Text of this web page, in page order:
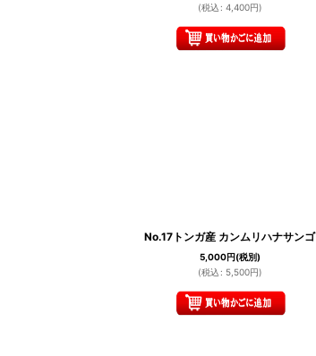
(税込 : 4,400円)
No.17トンガ産 カンムリハナサンゴ
5,000円(税別)
(税込 : 5,500円)